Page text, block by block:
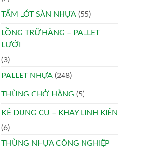
TẤM LÓT SÀN NHỰA (55)
LỒNG TRỮ HÀNG – PALLET
LƯỚI
(3)
PALLET NHỰA (248)
THÙNG CHỞ HÀNG (5)
KỆ DỤNG CỤ – KHAY LINH KIỆN
(6)
THÙNG NHỰA CÔNG NGHIỆP